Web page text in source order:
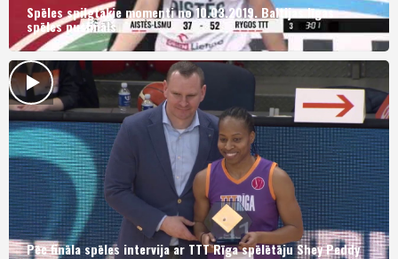
Spēles spilgtākie momenti no 10.03.2019. Baltijas līgas
spēles pusfināls
Pēc fināla spēles intervija ar TTT Rīga spēlētāju Shey Peddy